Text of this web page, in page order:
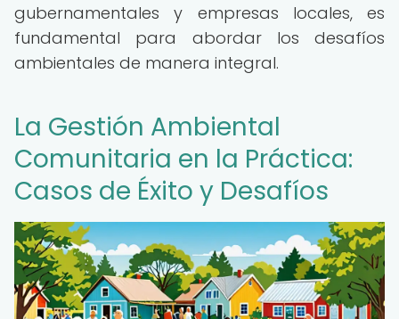
gubernamentales y empresas locales, es
fundamental para abordar los desafíos
ambientales de manera integral.
La Gestión Ambiental
Comunitaria en la Práctica:
Casos de Éxito y Desafíos